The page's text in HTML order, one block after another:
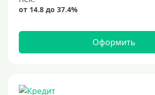
Оформить